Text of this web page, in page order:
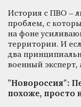
История с ПВО –
проблем, с
на фоне
территории. И
два
военный эксперт,
"Новороссия":
похоже, просто